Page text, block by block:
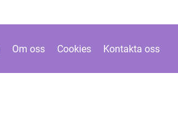
Om oss Cookies Kontakta oss